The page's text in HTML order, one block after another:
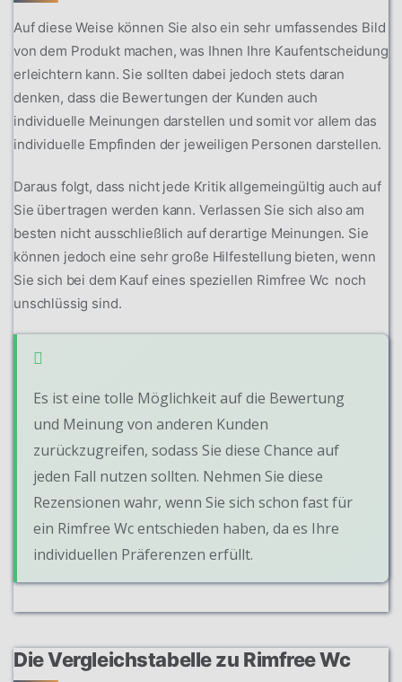
Auf diese Weise können Sie also ein sehr umfassendes Bild
von dem Produkt machen, was Ihnen Ihre Kaufentscheidung
erleichtern kann. Sie sollten dabei jedoch stets daran
denken, dass die Bewertungen der Kunden auch
individuelle Meinungen darstellen und somit vor allem das
individuelle Empfinden der jeweiligen Personen darstellen.
Daraus folgt, dass nicht jede Kritik allgemeingültig auch auf
Sie übertragen werden kann. Verlassen Sie sich also am
besten nicht ausschließlich auf derartige Meinungen. Sie
können jedoch eine sehr große Hilfestellung bieten, wenn
Sie sich bei dem Kauf eines speziellen Rimfree Wc noch
unschlüssig sind.
Es ist eine tolle Möglichkeit auf die Bewertung
und Meinung von anderen Kunden
zurückzugreifen, sodass Sie diese Chance auf
jeden Fall nutzen sollten. Nehmen Sie diese
Rezensionen wahr, wenn Sie sich schon fast für
ein Rimfree Wc entschieden haben, da es Ihre
individuellen Präferenzen erfüllt.
Die Vergleichstabelle zu Rimfree Wc